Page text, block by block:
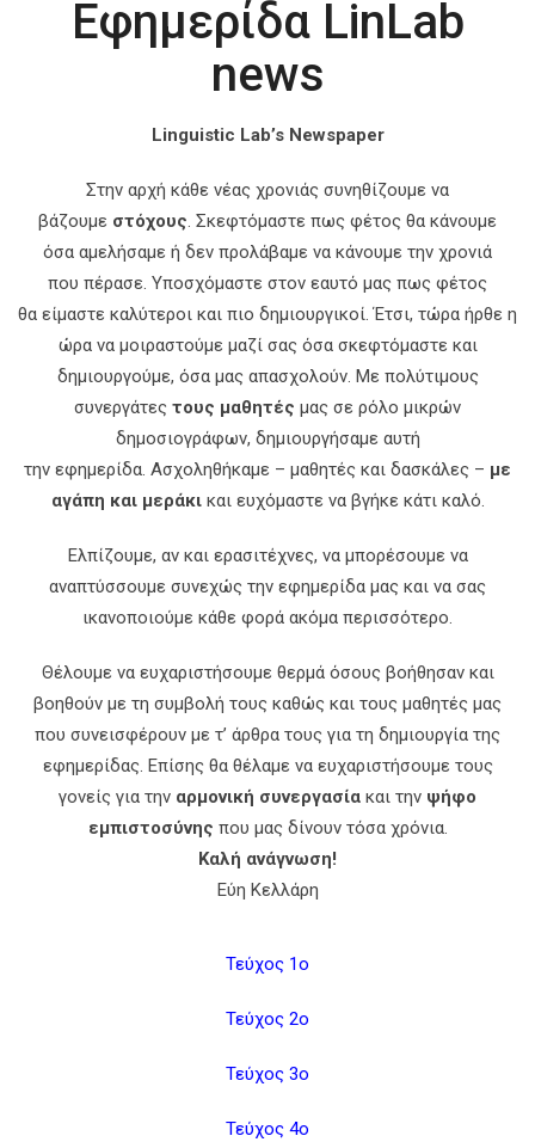
Εφημερίδα LinLab
news
Linguistic Lab’s Newspaper
Στην αρχή κάθε νέας χρονιάς συνηθίζουμε να
βάζουμε στόχους. Σκεφτόμαστε πως φέτος θα κάνουμε
όσα αμελήσαμε ή δεν προλάβαμε να κάνουμε την χρονιά
που πέρασε. Υποσχόμαστε στον εαυτό μας πως φέτος
θα είμαστε καλύτεροι και πιο δημιουργικοί. Έτσι, τώρα ήρθε η
ώρα να μοιραστούμε μαζί σας όσα σκεφτόμαστε και
δημιουργούμε, όσα μας απασχολούν. Με πολύτιμους
συνεργάτες τους μαθητές μας σε ρόλο μικρών
δημοσιογράφων, δημιουργήσαμε αυτή
την εφημερίδα. Ασχοληθήκαμε – μαθητές και δασκάλες – με
αγάπη και μεράκικαι ευχόμαστε να βγήκε κάτι καλό.
Ελπίζουμε, αν και ερασιτέχνες, να μπορέσουμε να
αναπτύσσουμε συνεχώς την εφημερίδα μας και να σας
ικανοποιούμε κάθε φορά ακόμα περισσότερο.
Θέλουμε να ευχαριστήσουμε θερμά όσους βοήθησαν και
βοηθούν με τη συμβολή τους καθώς και τους μαθητές μας
που συνεισφέρουν με τ’ άρθρα τους για τη δημιουργία της
εφημερίδας. Επίσης θα θέλαμε να ευχαριστήσουμε τους
γονείς για την αρμονική συνεργασία και την ψήφο
εμπιστοσύνης που μας δίνουν τόσα χρόνια.
Καλή ανάγνωση!
Εύη Κελλάρη
Τεύχος 1ο
Τεύχος 2ο
Τεύχος 3ο
Τεύχος 4ο